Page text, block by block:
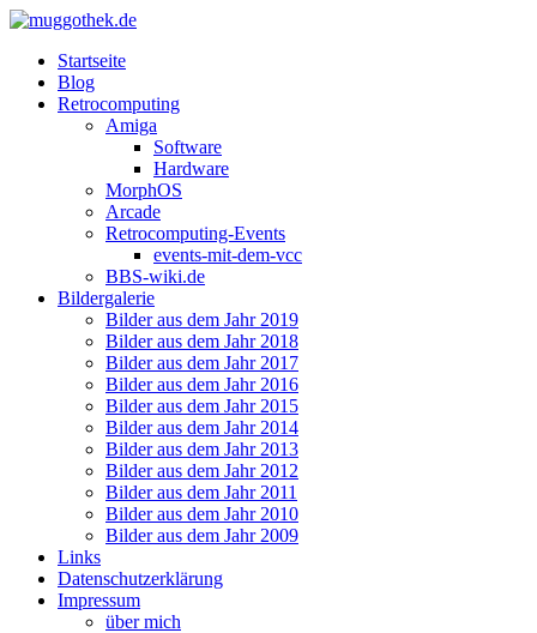
Startseite
Blog
Retrocomputing
Amiga
Software
Hardware
MorphOS
Arcade
Retrocomputing-Events
events-mit-dem-vcc
BBS-wiki.de
Bildergalerie
Bilder aus dem Jahr 2019
Bilder aus dem Jahr 2018
Bilder aus dem Jahr 2017
Bilder aus dem Jahr 2016
Bilder aus dem Jahr 2015
Bilder aus dem Jahr 2014
Bilder aus dem Jahr 2013
Bilder aus dem Jahr 2012
Bilder aus dem Jahr 2011
Bilder aus dem Jahr 2010
Bilder aus dem Jahr 2009
Links
Datenschutzerklärung
Impressum
über mich